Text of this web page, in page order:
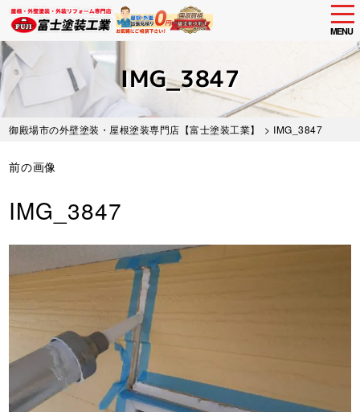
Skip
to
main
content
MENU
IMG_3847
御殿場市の外壁塗装・屋根塗装専門店【富士塗装工業】 > IMG_3847
前の画像
IMG_3847